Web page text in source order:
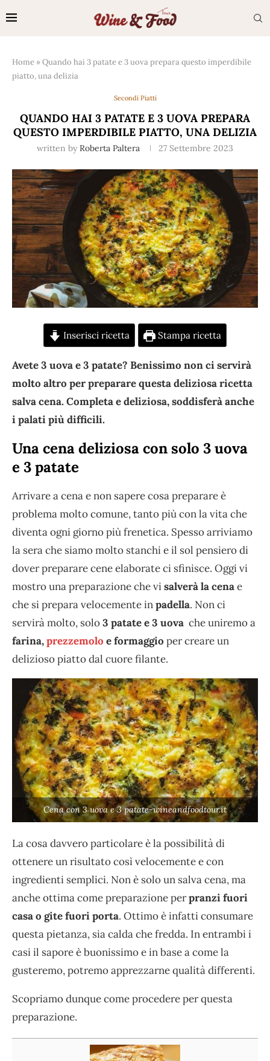
Home »Quando hai 3 patate e 3 uova prepara questo imperdibile
piatto, una delizia
Secondi Piatti
QUANDO HAI 3 PATATE E 3 UOVA PREPARA
QUESTO IMPERDIBILE PIATTO, UNA DELIZIA
written by Roberta Paltera 27 Settembre 2023
Inserisci ricetta Stampa ricetta
Avete 3 uova e 3 patate? Benissimo non ci servirà
molto altro per preparare questa deliziosa ricetta
salva cena. Completa e deliziosa, soddisferà anche
i palati più difficili.
Una cena deliziosa con solo 3 uova
e 3 patate
Arrivare a cena e non sapere cosa preparare è
problema molto comune, tanto più con la vita che
diventa ogni giorno più frenetica. Spesso arriviamo
la sera che siamo molto stanchi e il sol pensiero di
dover preparare cene elaborate ci sfinisce. Oggi vi
mostro una preparazione che visalverà la cenae
che si prepara velocemente inpadella. Non ci
servirà molto, solo3 patate e 3 uova che uniremo a
farina,prezzemolo e formaggio per creare un
delizioso piatto dal cuore filante.
Cena con 3 uova e 3 patate-wineandfoodtour.it
La cosa davvero particolare è la possibilità di
ottenere un risultato così velocemente e con
ingredienti semplici. Non è solo un salva cena, ma
anche ottima come preparazione perpranzi fuori
casa o gite fuori porta. Ottimo è infatti consumare
questa pietanza, sia calda che fredda. In entrambi i
casi il sapore è buonissimo e in base a come la
gusteremo, potremo apprezzarne qualità differenti.
Scopriamo dunque come procedere per questa
preparazione.